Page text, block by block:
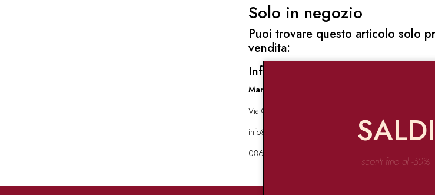
Solo in negozio
Puoi trovare questo articolo solo
vendita:
Info contatti
Marynda
Via Garibaldi 136 67051 Avezzano
info@marynda.com
08631871946
SALDI
sconti fino al -60%